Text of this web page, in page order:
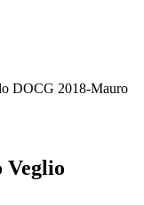
DOCG 2018-Mauro
Veglio